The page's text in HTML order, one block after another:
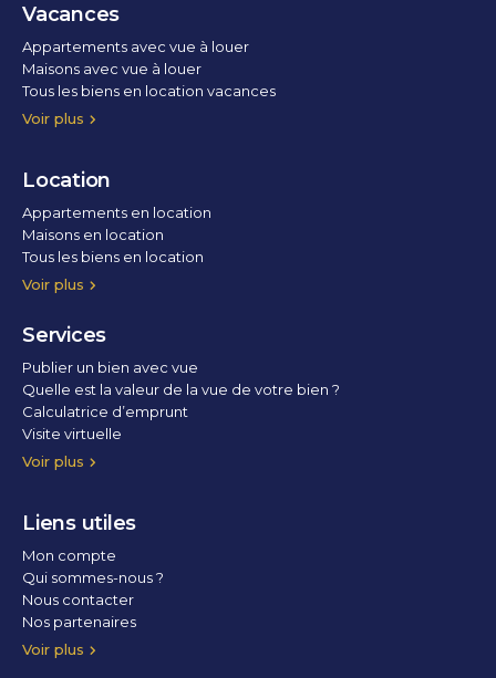
Vacances
Voir plus
Appartements avec vue à louer
Maisons avec vue à louer
Tous les biens en location vacances
Location
Voir plus
Appartements en location
Maisons en location
Tous les biens en location
Services
Voir plus
Publier un bien avec vue
Quelle est la valeur de la vue de votre bien ?
Calculatrice d’emprunt
Visite virtuelle
Home staging
Liens utiles
Voir plus
Mon compte
Qui sommes-nous ?
Nous contacter
Nos partenaires
Conditions Générales d’Utilisation
Politique de confidentialité
Politique des cookies